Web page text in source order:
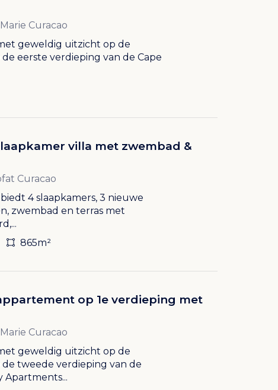
Curacao
geweldig uitzicht op de
eerste verdieping van de Cape
villa met zwembad &
Curacao
4 slaapkamers, 3 nieuwe
zwembad en terras met
865m²
op 1e verdieping met
Curacao
geweldig uitzicht op de
de tweede verdieping van de
Apartments...